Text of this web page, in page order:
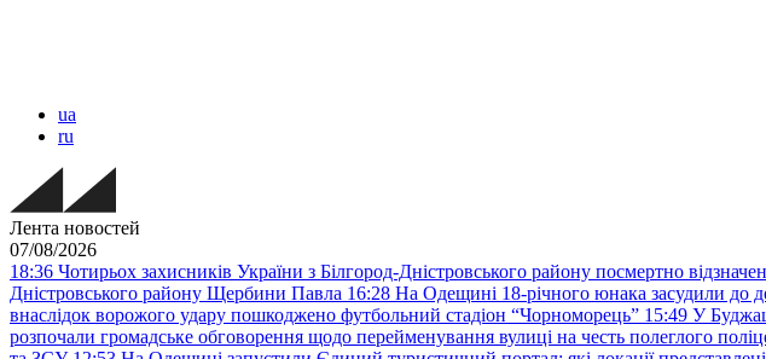
ua
ru
Лента новостей
07/08/2026
18:36 Чотирьох захисників України з Білгород-Дністровського району посмертно
Дністровського району Щербини Павла 16:28 На Одещині 18-річного юнака засудили до
внаслідок ворожого удару пошкоджено футбольний стадіон “Чорноморець” 15:49 У
розпочали громадське обговорення щодо перейменування вулиці на честь полеглого